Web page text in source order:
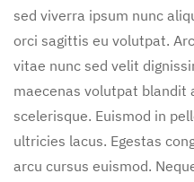
sed viverra ipsum nunc
orci sagittis eu volutpat.
vitae nunc sed velit
maecenas volutpat
scelerisque. Euismod in
ultricies lacus. Egestas
arcu cursus euismod.